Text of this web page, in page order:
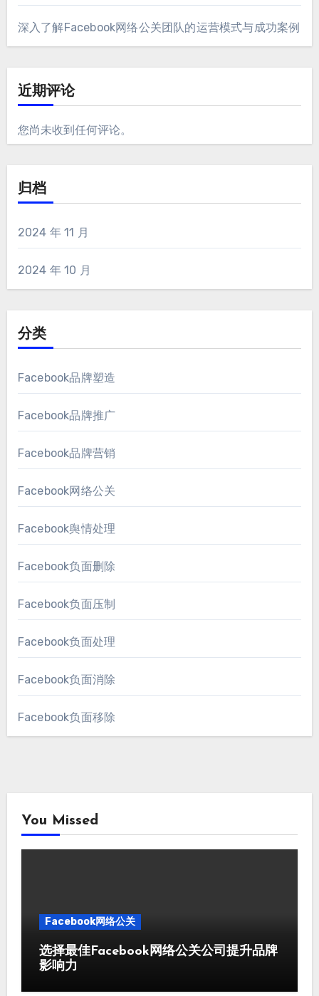
深入了解Facebook网络公关团队的运营模式与成功案例
近期评论
您尚未收到任何评论。
归档
2024 年 11 月
2024 年 10 月
分类
Facebook品牌塑造
Facebook品牌推广
Facebook品牌营销
Facebook网络公关
Facebook舆情处理
Facebook负面删除
Facebook负面压制
Facebook负面处理
Facebook负面消除
Facebook负面移除
You Missed
Facebook网络公关
选择最佳Facebook网络公关公司提升品牌
影响力